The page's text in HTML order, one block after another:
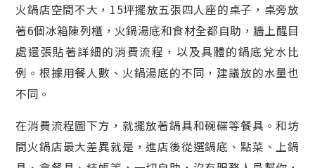
火鍋店空間不大，15坪擺放五張四人座的桌子，桌旁放
著6個冰箱陳列櫃，火鍋湯底和食材全都自助，牆上醒目
處還張貼著詳細的消費流程，以及具體的鍋底兌水比
例。根據用餐人數、火鍋湯底的不同，建議放的水量也
不同。
在消費流程圖下方，就擺放著鍋具和碗碟等餐具。和坊
間火鍋店最大差異就是，進店後從選鍋底、點菜、上鍋